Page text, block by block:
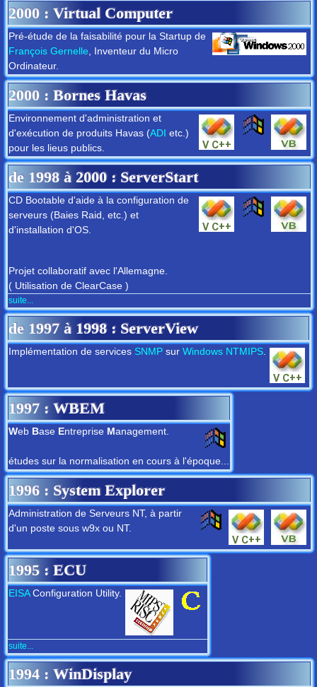
2000 : Virtual Computer
Pré-étude de la faisabilité pour la Startup de
François Gernelle , Inventeur du Micro
Ordinateur.
2000 : Bornes Havas
Environnement d'administration et
d'exécution de produits Havas (ADI etc.)
pour les lieus publics.
de 1998à 2000: ServerStart
CD Bootable d'aide à la configuration de
serveurs (Baies Raid, etc.) et
d'installation d'OS.
Projet collaboratif avec l'Allemagne.
( Utilisation de ClearCase )
suite...
de 1997à 1998: ServerView
Implémentation de services SNMP sur Windows NTMIPS
1997: WBEM
Web Base Entreprise Management.
études sur la normalisation en cours à l'époque...
1996 : System Explorer
Administration de Serveurs NT, à partir
d'un poste sous w9x ou NT.
1995 : ECU
EISAConfiguration Utility.
suite...
1994 : WinDisplay